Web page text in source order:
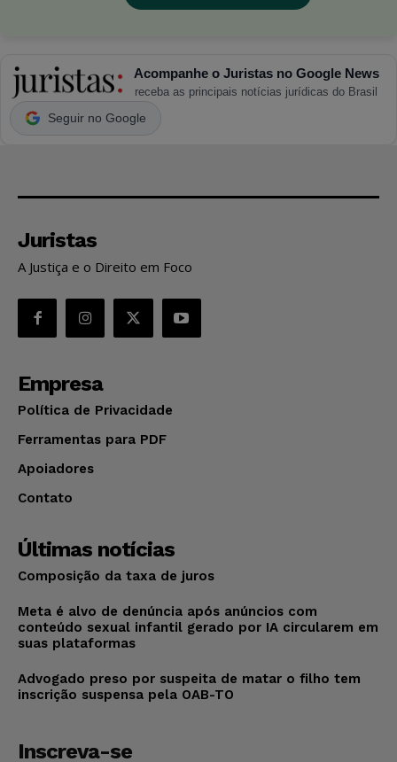
Acompanhe o Juristas no Google News
receba as principais notícias jurídicas do Brasil
Seguir no Google
Juristas
A Justiça e o Direito em Foco
Empresa
Política de Privacidade
Ferramentas para PDF
Apoiadores
Contato
Últimas notícias
Composição da taxa de juros
Meta é alvo de denúncia após anúncios com
conteúdo sexual infantil gerado por IA circularem em
suas plataformas
Advogado preso por suspeita de matar o filho tem
inscrição suspensa pela OAB-TO
Inscreva-se